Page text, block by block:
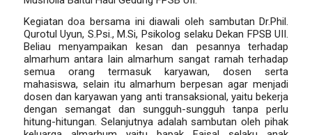
Kegiatandoa bersama ini diawali oleh sambutan Dr.Phil.
Qurotul Uyun, S.Psi., M.Si, Psikolog selaku Dekan FPSB UII.
Beliau menyampaikan kesan dan pesannya terhadap
almarhum antara lain almarhum sangat ramah terhadap
semua orang termasuk karyawan, dosen serta
mahasiswa, selain itu almarhum berpesan agar menjadi
dosen dan karyawan yang anti transaksional, yaitu bekerja
dengan semangat dan sungguh-sungguh tanpa perlu
hitung-hitungan. Selanjutnya adalah sambutan oleh pihak